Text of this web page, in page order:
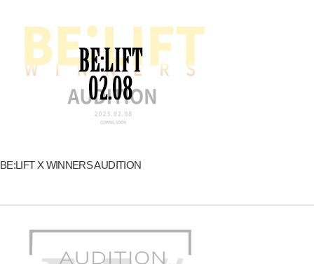
BE:LIFT X WINNERS AUDITION